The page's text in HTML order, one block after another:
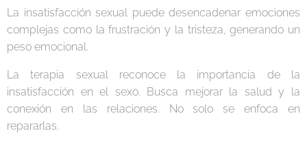
La insatisfacción sexual puede desencadenar emociones
complejas como la frustración y la tristeza, generando un
peso emocional.
La terapia sexual reconoce la importancia de la
insatisfacción en el sexo. Busca mejorar la salud y la
conexión en las relaciones. No solo se enfoca en
repararlas.